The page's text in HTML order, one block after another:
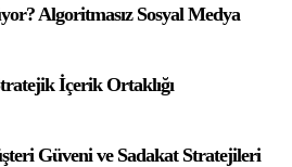
Algoritmasız Sosyal Medya
İçerik Ortaklığı
Güveni ve Sadakat Stratejileri